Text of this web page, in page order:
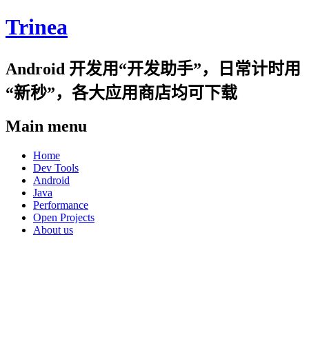
Trinea
Android 开发用“开发助手”，日常计时用
“新秒”，各大应用商店均可下载
Main menu
Skip
content
Home
Dev Tools
Android
Java
Performance
Open Projects
About us